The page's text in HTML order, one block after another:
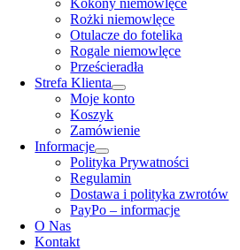
Kokony niemowlęce
Rożki niemowlęce
Otulacze do fotelika
Rogale niemowlęce
Prześcieradła
Strefa Klienta
Moje konto
Koszyk
Zamówienie
Informacje
Polityka Prywatności
Regulamin
Dostawa i polityka zwrotów
PayPo – informacje
O Nas
Kontakt